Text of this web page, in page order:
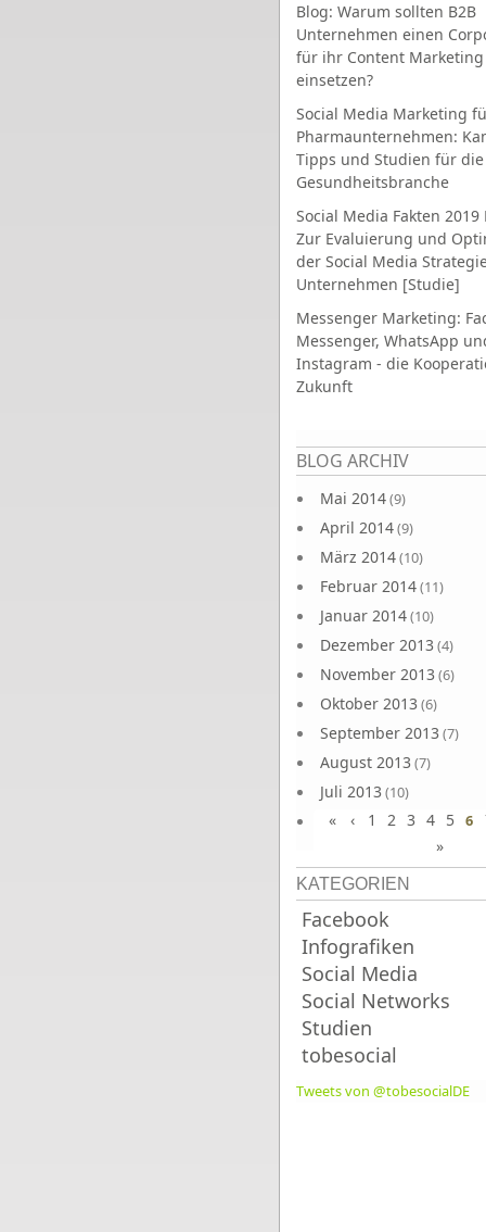
Blog: Warum sollten B2B
Unternehmen einen
für ihr Content Marketing
einsetzen?
Social Media Marketing
Pharmaunternehmen:
Tipps und Studien für die
Gesundheitsbranche
Social Media Fakten 2019
Zur Evaluierung und
der Social Media
Unternehmen [Studie]
Messenger Marketing:
Messenger, WhatsApp
Instagram - die
Zukunft
BLOG ARCHIV
Mai 2014(9)
April 2014(9)
März 2014(10)
Februar 2014(11)
Januar 2014(10)
Dezember 2013 (4)
November 2013 (6)
Oktober 2013 (6)
September 2013 (7)
August 2013 (7)
Juli 2013 (10)
Juni 2013(10)
Seiten
« ‹ 1 2 3 4 5 6
»
KATEGORIEN
Facebook
Infografiken
Social Media
Social Networks
Studien
tobesocial
Tweets von @tobesocialDE